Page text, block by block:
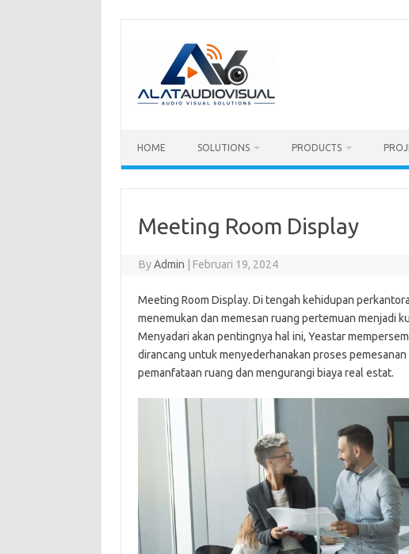
HOME SOLUTIONS PRODUCTS
Meeting Room Display
ByAdmin Februari 19, 2024
Meeting Room Display. Di tengah kehidupan
menemukan dan memesan ruang pertemuan menjadi
Menyadari akan pentingnya hal ini, Yeastar
dirancang untuk menyederhanakan proses
pemanfataan ruang dan mengurangi biaya real estat.